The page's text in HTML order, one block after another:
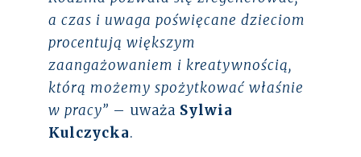
a czas i uwaga poświęcane dzieciom
procentują większym
zaangażowaniem i kreatywnością,
którą możemy spożytkować właśnie
w pracy” – uważa Sylwia
Kulczycka.